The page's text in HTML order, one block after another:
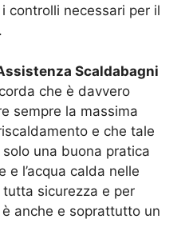
controlli necessari per il
Scaldabagni
che è davvero
sempre la massima
e che tale
una buona pratica
e l’acqua calda nelle
sicurezza e per
anche e soprattutto un